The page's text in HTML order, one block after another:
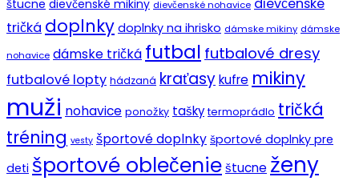
štucne dievčenské mikiny dievčenské nohavice dievčenské
tričká doplnky doplnky na ihrisko dámske mikiny dámske
nohavice dámske tričká futbal futbalové dresy
futbalové lopty hádzaná kraťasykufre mikiny
muži nohavice ponožky tašky termoprádlo tričká
tréning vesty športové doplnky športové doplnky pre
deti športové oblečenieštucne ženy